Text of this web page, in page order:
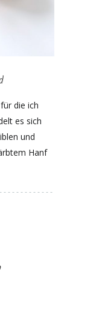
die ich
es sich
und
Hanf